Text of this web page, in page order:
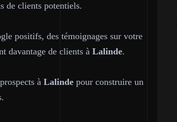
de clients potentiels.
positifs, des témoignages sur votre
davantage de clients à Lalinde.
à Lalinde pour construire un